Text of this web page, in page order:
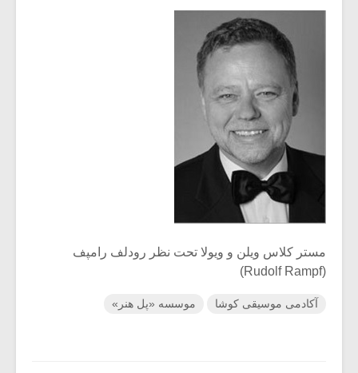
مستر کلاس ویلن و ویولا تحت نظر رودلف رامپف
(Rudolf Rampf)
آکادمی موسیقی کوشا موسسه «پل هنر»